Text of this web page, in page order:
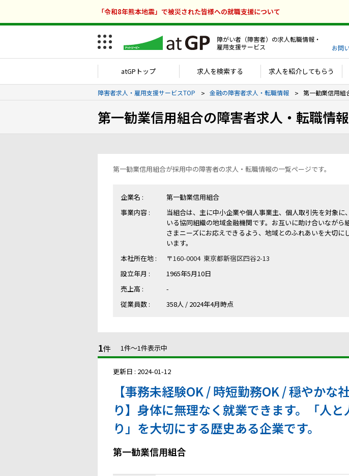
「令和8年熊本地震」で被災された皆様への就職支援について
障がい者（障害者）の求人転職情報・
雇用支援サービス
お問
atGPトップ 求人を検索する 求人を紹介してもらう
障害者求人・雇用支援サービスTOP 金融の障害者求人・転職情報 第一勧業信用組
第一勧業信用組合の障害者求人・転職情報
第一勧業信用組合が採用中の障害者の求人・転職情報の一覧ページです。
企業名 :
第一勧業信用組合
事業内容 :
当組合は、主に中小企業や個人事業主、個人取引先を対象
いる協同組織の地域金融機関です。お互いに助け合いなが
さまニーズにお応えできるよう、地域とのふれあいを大切
います。
本社所在地 :
〒160-0004 東京都新宿区四谷2-13
設立年月 :
1965年5月10日
売上高 :
-
従業員数 :
358人 / 2024年4月時点
1件 1件〜1件表示中
更新日 : 2024-01-12
【事務未経験OK / 時短勤務OK / 穏やかな
り】身体に無理なく就業できます。「人
り」を大切にする歴史ある企業です。
第一勧業信用組合